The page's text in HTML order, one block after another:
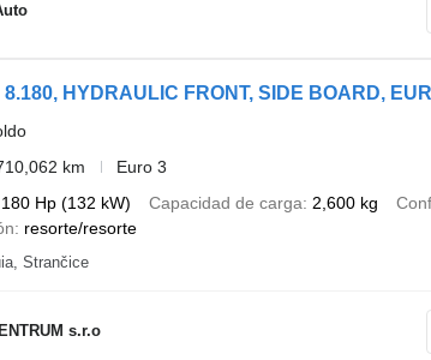
8.180, HYDRAULIC FRONT, SIDE BOARD,
km
Euro 3
180 Hp (132 kW) Capacidad de carga 2,600 kg
resorte/resorte
Strančice
s.r.o